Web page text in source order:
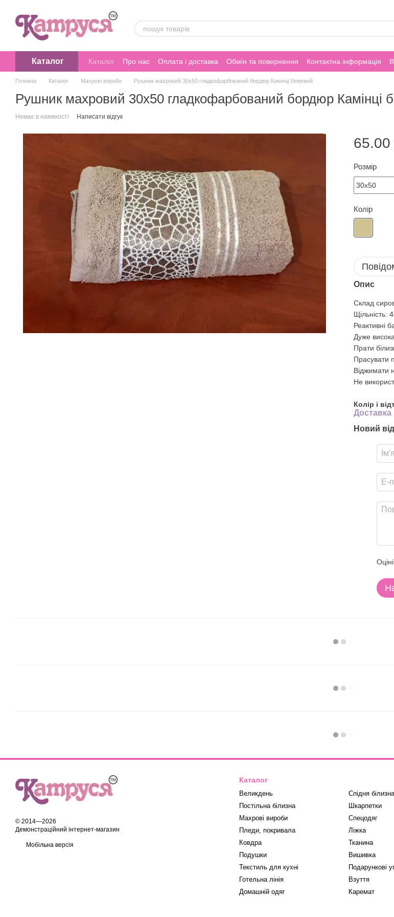
Каталог Каталог Про нас Оплата і доставка Обмін та повернення Контактна інформація
Головна Каталог Махрові вироби Рушник махровий 30х50 гладкофарбований бордюр Камінці бежевий
Рушник махровий 30х50 гладкофарбований бордюр Камінці
Немає в наявності Написати відгук
65.00
Розмір
Колір
Опис
Склад
Щільність:
Реактивні
Дуже
Прати
Прасувати
Віджимати
Не
Колір і
Доставка
Новий
© 2014—2026
Демонстраційний інтернет-магазин
Мобільна версія
Каталог
Великдень
Постільна білизна
Махрові вироби
Пледи, покривала
Ковдра
Подушки
Текстиль для кухні
Готельна лінія
Домашній одяг
Спідня білизна
Шкарпетки
Спецодяг
Ліжка
Тканина
Вишивка
Подарункові
Взуття
Каремат